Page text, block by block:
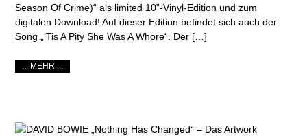
Season Of Crime)“ als limited 10”-Vinyl-Edition und zum
digitalen Download! Auf dieser Edition befindet sich auch der
Song „‘Tis A Pity She Was A Whore“. Der […]
... MEHR ...